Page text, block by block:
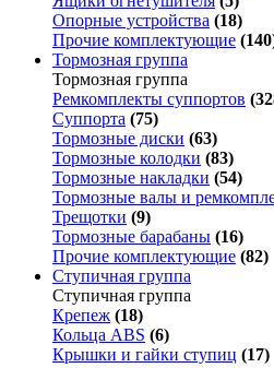
Опорные устройства (18)
Прочие комплектующие
Тормозная группа
Тормозная группа
Ремкомплекты суппортов
Суппорта (75)
Тормозные диски (63)
Тормозные колодки (83)
Тормозные накладки (54)
Тормозные валы и
Трещотки (9)
Тормозные барабаны (16)
Прочие комплектующие (82)
Ступичная группа
Ступичная группа
Крепеж (18)
Кольца ABS (6)
Крышки и гайки ступиц (17)